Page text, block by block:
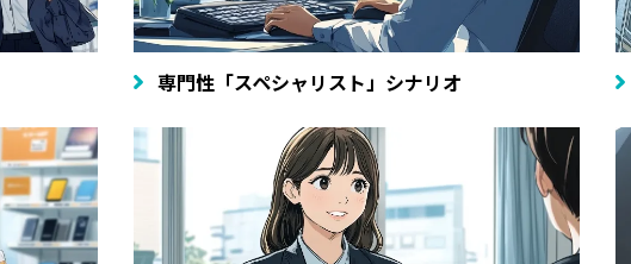
専門性「スペシャリスト」シナリオ